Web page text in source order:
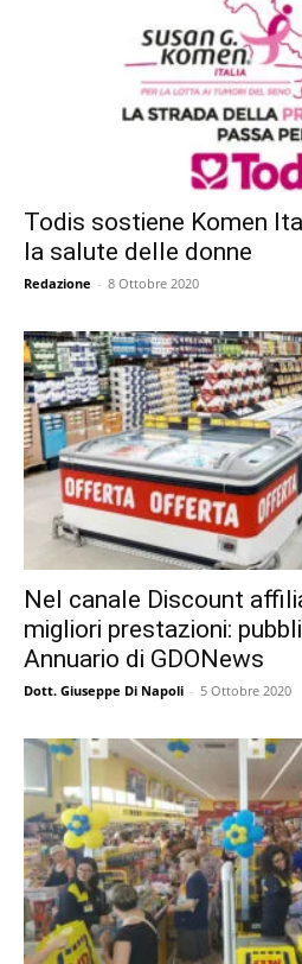
Todis sostiene Komen
la salute delle donne
Redazione - 8 Ottobre 2020
Nel canale Discount
migliori prestazioni:
Annuario di GDONews
Dott. Giuseppe Di Napoli - 5 Ottobre 2020